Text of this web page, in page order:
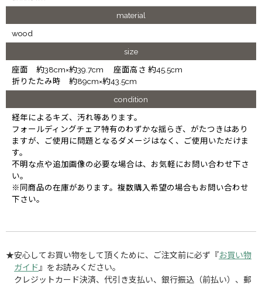
material
wood
size
座面 約38cm×約39.7cm 座面高さ 約45.5cm
折りたたみ時 約89cm×約43.5cm
condition
経年によるキズ、汚れ等あります。
フォールディングチェア特有のわずかな揺らぎ、がたつきはあり
ますが、ご使用に問題となるダメージはなく、ご使用いただけま
す。
不明な点や追加画像の必要な場合は、お気軽にお問い合わせ下さ
い。
※同商品の在庫があります。複数購入希望の場合もお問い合わせ
下さい。
★安心してお買い物をして頂くために、ご注文前に必ず『お買い物
ガイド 』をお読みください。
クレジットカード決済、代引き支払い、銀行振込（前払い）、郵